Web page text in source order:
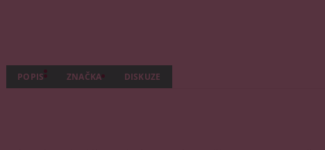
POPIS ZNAČKA DISKUZE